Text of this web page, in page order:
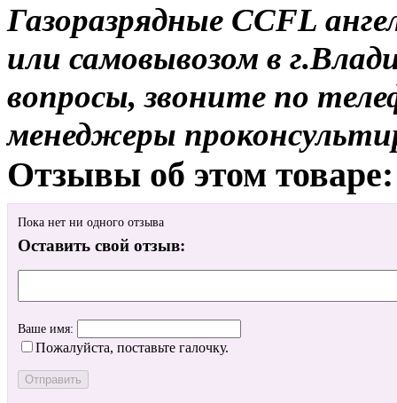
Газоразрядные CCFL
или самовывозом в
вопросы, звоните по
менеджеры
Отзывы об этом товаре:
Пока нет ни одного отзыва
Оставить свой отзыв:
Ваше имя:
Пожалуйста, поставьте галочку.